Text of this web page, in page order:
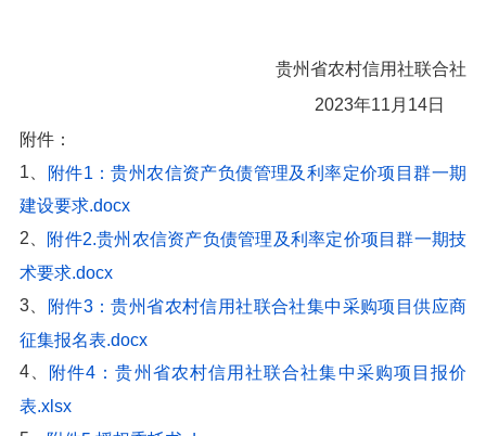
贵州省农村信用社联合社
2023年11月14日
附件：
1、
附件1：贵州农信资产负债管理及利率定价项目群一期
建设要求.docx
2、 附件2.贵州农信资产负债管理及利率定价项目群一期技
术要求.docx
3、
附件3：贵州省农村信用社联合社集中采购项目供应商
征集报名表.docx
4、
附件4：贵州省农村信用社联合社集中采购项目报价
表.xlsx